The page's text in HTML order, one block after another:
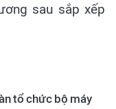
sau sắp xếp
tổ chức bộ máy